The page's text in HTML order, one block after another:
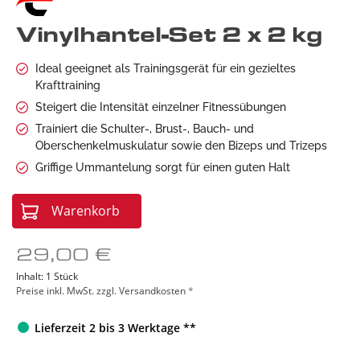
Vinylhantel-Set 2 x 2 kg
Ideal geeignet als Trainingsgerät für ein gezieltes
Krafttraining
Steigert die Intensität einzelner Fitnessübungen
Trainiert die Schulter-, Brust-, Bauch- und
Oberschenkelmuskulatur sowie den Bizeps und Trizeps
Griffige Ummantelung sorgt für einen guten Halt
Warenkorb
29,00 €
Inhalt: 1 Stück
Preise inkl. MwSt. zzgl. Versandkosten*
Lieferzeit 2 bis 3 Werktage **